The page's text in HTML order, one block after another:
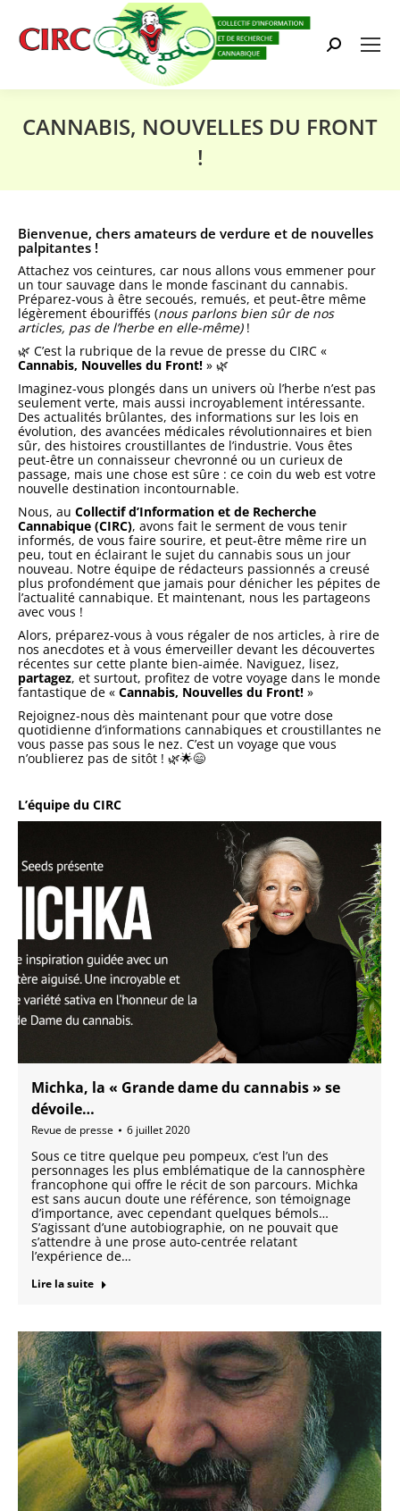
Search:
CANNABIS, NOUVELLES DU FRONT
!
Bienvenue, chers amateurs de verdure et de nouvelles
palpitantes !
Attachez vos ceintures, car nous allons vous emmener pour
un tour sauvage dans le monde fascinant du cannabis.
Préparez-vous à être secoués, remués, et peut-être même
légèrement ébouriffés (nous parlons bien sûr de nos
articles, pas de l’herbe en elle-même)!
🌿 C’est la rubrique de la revue de presse du CIRC «
Cannabis, Nouvelles du Front! » 🌿
Imaginez-vous plongés dans un univers où l’herbe n’est pas
seulement verte, mais aussi incroyablement intéressante.
Des actualités brûlantes, des informations sur les lois en
évolution, des avancées médicales révolutionnaires et bien
sûr, des histoires croustillantes de l’industrie. Vous êtes
peut-être un connaisseur chevronné ou un curieux de
passage, mais une chose est sûre : ce coin du web est votre
nouvelle destination incontournable.
Nous, au Collectif d’Information et de Recherche
Cannabique (CIRC), avons fait le serment de vous tenir
informés, de vous faire sourire, et peut-être même rire un
peu, tout en éclairant le sujet du cannabis sous un jour
nouveau. Notre équipe de rédacteurs passionnés a creusé
plus profondément que jamais pour dénicher les pépites de
l’actualité cannabique. Et maintenant, nous les partageons
avec vous !
Alors, préparez-vous à vous régaler de nos articles, à rire de
nos anecdotes et à vous émerveiller devant les découvertes
récentes sur cette plante bien-aimée. Naviguez, lisez,
partagez, et surtout, profitez de votre voyage dans le monde
fantastique de « Cannabis, Nouvelles du Front! »
Rejoignez-nous dès maintenant pour que votre dose
quotidienne d’informations cannabiques et croustillantes ne
vous passe pas sous le nez. C’est un voyage que vous
n’oublierez pas de sitôt ! 🌿🌟😄
L’équipe du CIRC
Michka, la « Grande dame du cannabis » se
dévoile…
Revue de presse 6 juillet 2020
Sous ce titre quelque peu pompeux, c’est l’un des
personnages les plus emblématique de la cannosphère
francophone qui offre le récit de son parcours. Michka
est sans aucun doute une référence, son témoignage
d’importance, avec cependant quelques bémols…
S’agissant d’une autobiographie, on ne pouvait que
s’attendre à une prose auto-centrée relatant
l’expérience de…
Lire la suite